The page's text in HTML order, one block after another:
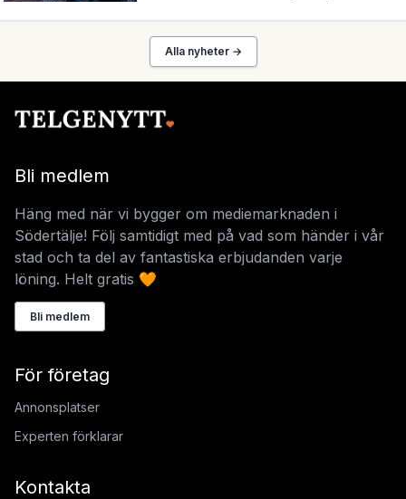
Alla nyheter →
Bli medlem
Häng med när vi bygger om mediemarknaden i
Södertälje! Följ samtidigt med på vad som händer i vår
stad och ta del av fantastiska erbjudanden varje
löning. Helt gratis 🧡
Bli medlem
För företag
Annonsplatser
Experten förklarar
Kontakta